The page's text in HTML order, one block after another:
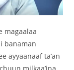
magaalaa
banaman
ayyaanaaf ta’an
milkaa’ina